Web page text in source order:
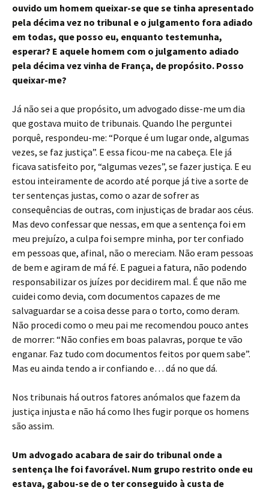
ouvido um homem queixar-se que se tinha apresentado
pela décima vez no tribunal e o julgamento fora adiado
em todas, que posso eu, enquanto testemunha,
esperar? E aquele homem com o julgamento adiado
pela décima vez vinha de França, de propósito. Posso
queixar-me?
Já não sei a que propósito, um advogado disse-me um dia
que gostava muito de tribunais. Quando lhe perguntei
porquê, respondeu-me: “Porque é um lugar onde, algumas
vezes, se faz justiça”. E essa ficou-me na cabeça. Ele já
ficava satisfeito por, “algumas vezes”, se fazer justiça. E eu
estou inteiramente de acordo até porque já tive a sorte de
ter sentenças justas, como o azar de sofrer as
consequências de outras, com injustiças de bradar aos céus.
Mas devo confessar que nessas, em que a sentença foi em
meu prejuízo, a culpa foi sempre minha, por ter confiado
em pessoas que, afinal, não o mereciam. Não eram pessoas
de bem e agiram de má fé. E paguei a fatura, não podendo
responsabilizar os juízes por decidirem mal. É que não me
cuidei como devia, com documentos capazes de me
salvaguardar se a coisa desse para o torto, como deram.
Não procedi como o meu pai me recomendou pouco antes
de morrer: “Não confies em boas palavras, porque te vão
enganar. Faz tudo com documentos feitos por quem sabe”.
Mas eu ainda tendo a ir confiando e… dá no que dá.
Nos tribunais há outros fatores anómalos que fazem da
justiça injusta e não há como lhes fugir porque os homens
são assim.
Um advogado acabara de sair do tribunal onde a
sentença lhe foi favorável. Num grupo restrito onde eu
estava, gabou-se de o ter conseguido à custa de